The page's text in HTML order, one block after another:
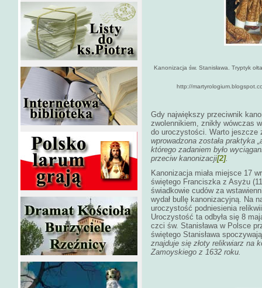
Kanonizacja św. Stanisława. Tryptyk
http://
Gdy największy przeciwnik
zwolennikiem, znikły wówczas
do uroczystości. Warto
wprowadzona została praktyka
którego zadaniem było
przeciw kanonizacji[2].
Kanonizacja miała miejsce 17
świętego Franciszka z Asyżu
świadkowie cudów za
wydał bullę kanonizacyjną. Na
uroczystość podniesienia
Uroczystość ta odbyła się 8
czci św. Stanisława w Polsce
świętego Stanisława
znajduje się złoty relikwiarz na
Zamoyskiego z 1632 roku.